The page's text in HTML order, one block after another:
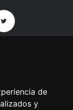
de
y